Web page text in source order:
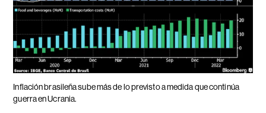
Inflación brasileña sube más de lo previsto a medida que continúa
guerra en Ucrania.